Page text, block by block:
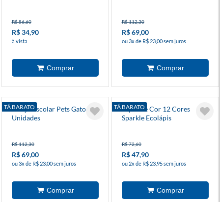
R$ 56,60
R$ 34,90
à vista
R$ 112,30
R$ 69,00
ou 3x de R$ 23,00 sem juros
TÁ BARATO
Estojo Escolar Pets Gato 18
Unidades
R$ 112,30
R$ 69,00
ou 3x de R$ 23,00 sem juros
TÁ BARATO
Lápis De Cor 12 Cores
Sparkle Ecolápis
R$ 72,60
R$ 47,90
ou 2x de R$ 23,95 sem juros